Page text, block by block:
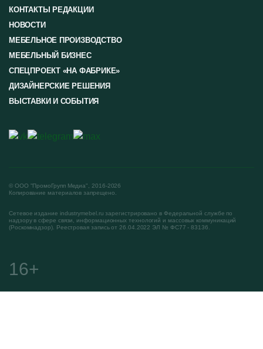
© ООО "ПромоГрупп Медиа", 2016-2026
Копирование материалов запрещено.
КОНТАКТЫ РЕДАКЦИИ
НОВОСТИ
МЕБЕЛЬНОЕ ПРОИЗВОДСТВО
МЕБЕЛЬНЫЙ БИЗНЕС
СПЕЦПРОЕКТ «НА ФАБРИКЕ»
ДИЗАЙНЕРСКИЕ РЕШЕНИЯ
ВЫСТАВКИ И СОБЫТИЯ
Сетевое издание industrymebel.ru зарегистрировано в Федеральной службе по
надзору в сфере связи, информационных технологий и массовых коммуникаций
(Роскомнадзор). Реестровая запись от 26.04.2022 ЭЛ № ФС77 - 83136.
16+